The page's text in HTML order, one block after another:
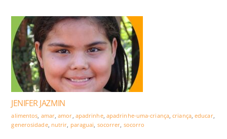
JENIFER JAZMIN
alimentos amar,amor apadrinhe, apadrinhe-uma-criança,criança,educar,
generosidade, nutrir paraguai socorrer socorro